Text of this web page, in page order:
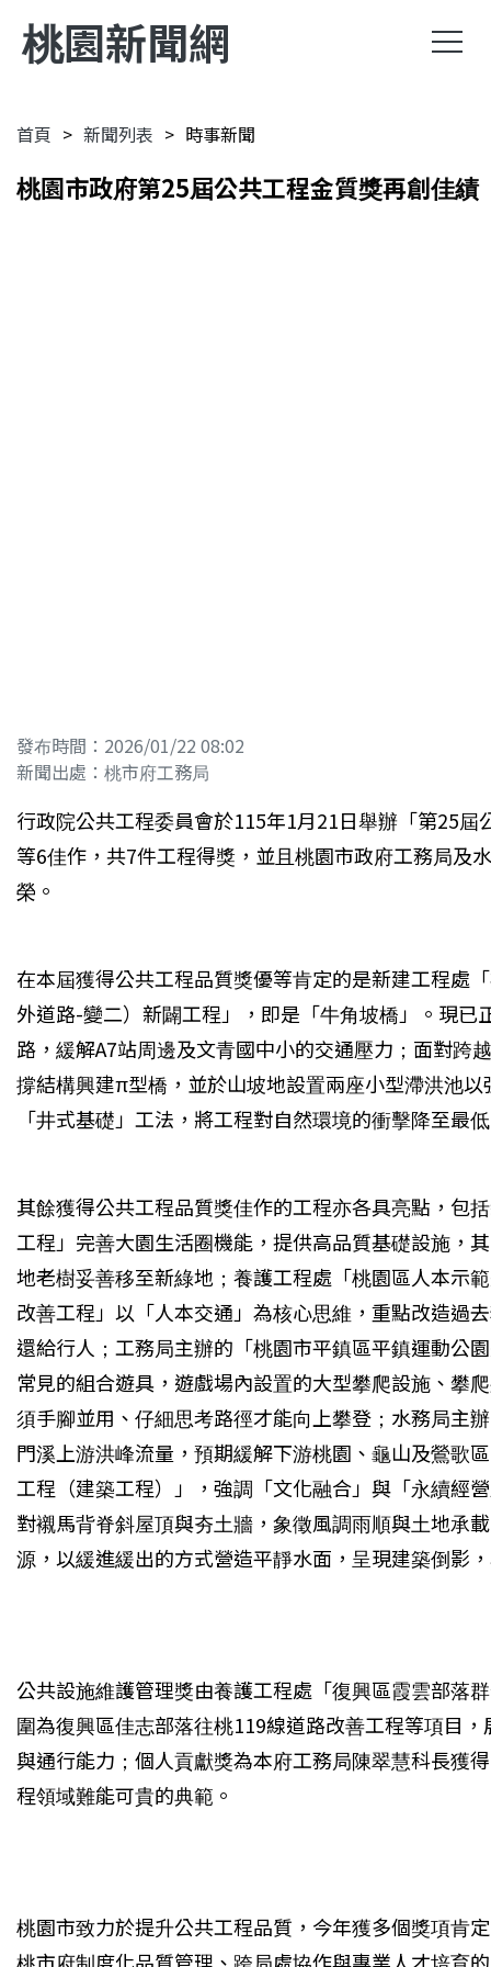
桃園新聞網
首頁 新聞列表 時事新聞
桃園市政府第25屆公共工程金質獎再創佳績
發布時間：2026/01/22 08:02
新聞出處：桃市府工務局
行政院公共工程委員會於115年1月21日舉辦「第25
等6佳作，共7件工程得獎，並且桃園市政府工務局及
榮。
在本屆獲得公共工程品質獎優等肯定的是新建工程處
外道路-變二）新闢工程」，即是「牛角坡橋」。現
路，緩解A7站周邊及文青國中小的交通壓力；面對跨
撐結構興建π型橋，並於山坡地設置兩座小型滯洪池
「井式基礎」工法，將工程對自然環境的衝擊降至最
其餘獲得公共工程品質獎佳作的工程亦各具亮點，包
工程」完善大園生活圈機能，提供高品質基礎設施，
地老樹妥善移至新綠地；養護工程處「桃園區人本示
改善工程」以「人本交通」為核心思維，重點改造過
還給行人；工務局主辦的「桃園市平鎮區平鎮運動公
常見的組合遊具，遊戲場內設置的大型攀爬設施、攀
須手腳並用、仔細思考路徑才能向上攀登；水務局主
門溪上游洪峰流量，預期緩解下游桃園、龜山及鶯歌
工程（建築工程）」，強調「文化融合」與「永續經
對襯馬背脊斜屋頂與夯土牆，象徵風調雨順與土地承
源，以緩進緩出的方式營造平靜水面，呈現建築倒影
公共設施維護管理獎由養護工程處「復興區霞雲部落
圍為復興區佳志部落往桃119線道路改善工程等項目
與通行能力；個人貢獻獎為本府工務局陳翠慧科長獲
程領域難能可貴的典範。
桃園市致力於提升公共工程品質，今年獲多個獎項肯